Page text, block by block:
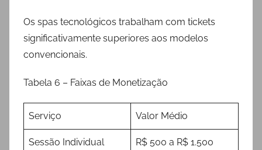
Os spas tecnológicos trabalham com tickets
significativamente superiores aos modelos
convencionais.
Tabela 6 – Faixas de Monetização
Serviço Valor Médio
Sessão Individual R$ 500 a R$ 1.500